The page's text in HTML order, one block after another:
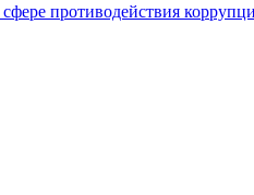
противодействия